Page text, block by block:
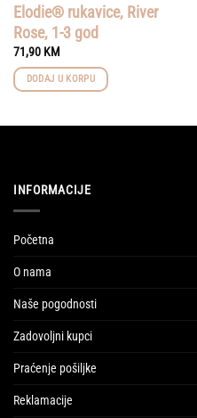
Elodie® rukavice, River
Rose, 1-3 god
71,90 KM
DODAJ U KORPU
INFORMACIJE
Početna
O nama
Naše pogodnosti
Zadovoljni kupci
Praćenje pošiljke
Reklamacije